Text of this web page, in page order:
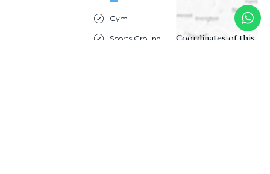
Gym
Sports Ground
Coordinates of this